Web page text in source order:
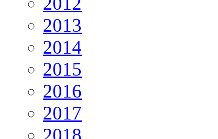
2013
2014
2015
2016
2017